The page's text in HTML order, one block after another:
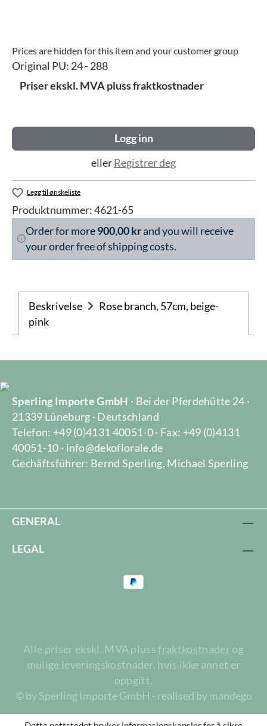
Prices are hidden for this item and your customer group
Original PU: 24 - 288
Priser ekskl. MVA pluss fraktkostnader
Logg inn
ellerRegistrer deg
Legg til ønskeliste
Produktnummer:4621-65
Order for more900,00 krand you will receive
your order free of shipping costs.
Beskrivelse
Rose branch, 57cm, beige-
pink
Sperling Importe GmbH · Bei der Pferdehütte 24 ·
21339 Lüneburg · Deutschland
Telefon: +49 (0)4131 40051-0 · Fax: +49 (0)4131
40051-10 · info@dekoflorale.de
Gechäftsführer: Bernd Sperling, Michael Sperling
GENERAL
LEGAL
Alle priser ekskl. MVA plussfraktkostnaderog
mulige leveringskostnader, hvis ikke annet er
oppgitt.
© by Sperling Importe GmbH - realised by mandego